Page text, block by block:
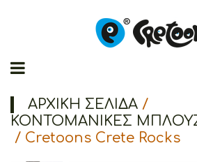
ΑΡΧΙΚΉ ΣΕΛΊΔΑ /
ΚΟΝΤΟΜΑΝΙΚΕΣ
/ Cretoons Crete Rocks